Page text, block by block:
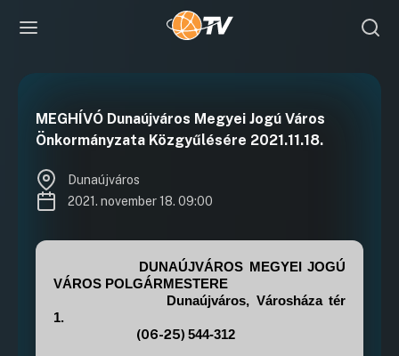
MEGHÍVÓ Dunaújváros Megyei Jogú Város
Önkormányzata Közgyűlésére 2021.11.18.
Dunaújváros
2021. november 18. 09:00
DUNAÚJVÁROS MEGYEI JOGÚ
VÁROS POLGÁRMESTERE
Dunaújváros, Városháza tér
1.
(06-25)544-312